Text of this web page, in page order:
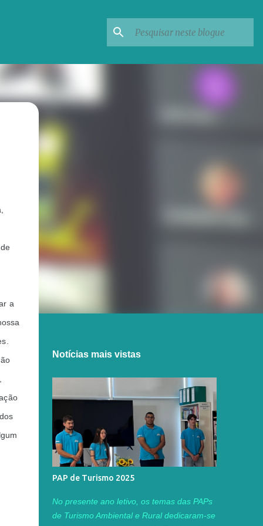
a
Notícias mais vistas
PAP de Turismo 2025
No presente ano letivo, os temas das PAPs
de Turismo Ambiental e Rural dedicaram-se